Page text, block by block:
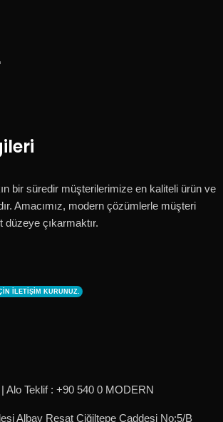
bir süredir müşterilerimize en kaliteli ürün ve
Amacımız, modern çözümlerle müşteri
çıkarmaktır.
ILETIŞIM KURUNUZ.
Alo Teklif : +90 540 0 MODERN
Albay Reşat Çiğiltepe Caddesi No:5/B